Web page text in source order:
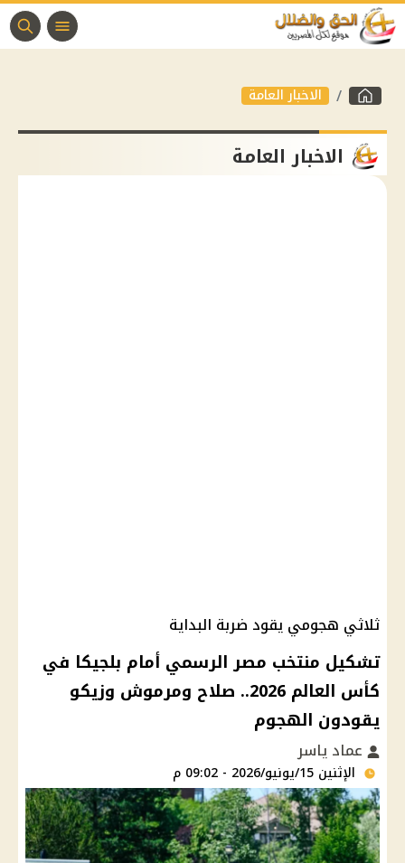
الاخبار العامة
الاخبار العامة
ثلاثي هجومي يقود ضربة البداية
تشكيل منتخب مصر الرسمي أمام بلجيكا في
كأس العالم 2026.. صلاح ومرموش وزيكو
يقودون الهجوم
عماد ياسر
الإثنين 15/يونيو/2026 - 09:02 م